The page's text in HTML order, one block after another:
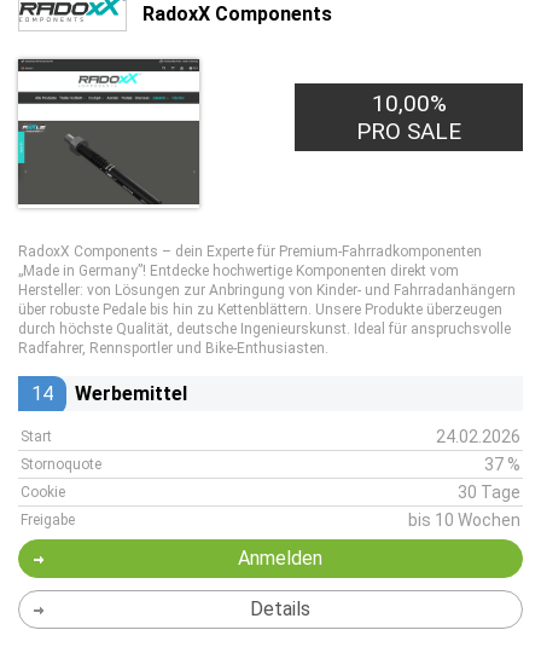
RadoxX Components
10,00%
PRO SALE
RadoxX Components – dein Experte für Premium-Fahrradkomponenten
„Made in Germany”! Entdecke hochwertige Komponenten direkt vom
Hersteller: von Lösungen zur Anbringung von Kinder- und Fahrradanhängern
über robuste Pedale bis hin zu Kettenblättern. Unsere Produkte überzeugen
durch höchste Qualität, deutsche Ingenieurskunst. Ideal für anspruchsvolle
Radfahrer, Rennsportler und Bike-Enthusiasten.
14 Werbemittel
Start 24.02.2026
Stornoquote 37 %
Cookie 30 Tage
Freigabe bis 10 Wochen
Anmelden
Details